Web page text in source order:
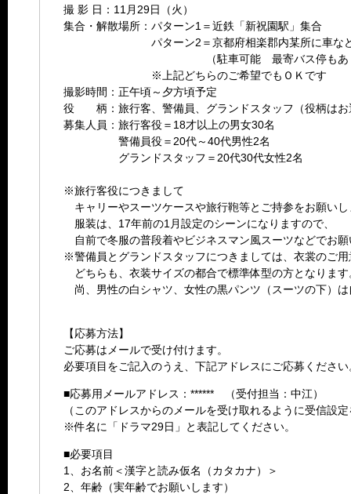
撮 影 日：11月29日（火）
集合・解散場所：パターン1＝近鉄「新祝園駅」集合
パターン2＝京都府相楽郡内某所に車など
（駐車可能 最寄バス停もあ
※上記どちらのご希望でもＯＫです
撮影時間：正午頃～夕方頃予定
役 柄：旅行客、警備員、グランドスタッフ（役柄はお
募集人員：旅行客役＝18才以上の男女30名
警備員役＝20代～40代男性2名
グランドスタッフ＝20代30代女性2名
※旅行客役につきまして
キャリーやスーツケースや旅行鞄等とご持参をお願いし
服装は、17年前の1月設定のシーンになりますので、
自前で冬服の普段着やビジネスマン風スーツなどでお
※警備員とグランドスタッフにつきましては、衣裳のご
どちらも、衣装サイズの都合で標準体型の方となります
尚、男性の白シャツ、女性の黒パンツ（スーツの下）
【応募方法】
ご応募はメールで受け付けます。
必要項目をご記入のうえ、下記アドレスにご応募ください
■応募用メールアドレス：****** （受付担当：中江）
（このアドレスからのメールを受け取れるように受信設
※件名に「ドラマ29日」と表記してください。
■必要項目
1、お名前＜漢字と読み仮名（カタカナ）＞
2、年齢（実年齢でお願いします）